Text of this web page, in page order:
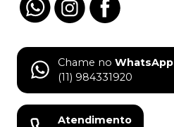
Chame no WhatsApp
(11) 984331920
Atendimento